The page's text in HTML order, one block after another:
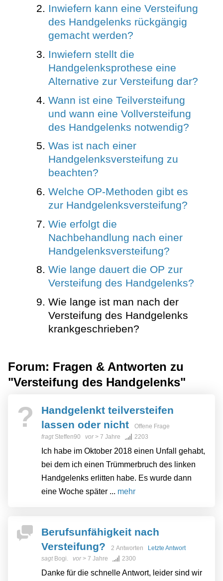
Inwiefern kann eine Versteifung
des Handgelenks rückgängig
gemacht werden?
Inwiefern stellt die
Handgelenksprothese eine
Alternative zur Versteifung dar?
Wann ist eine Teilversteifung
und wann eine Vollversteifung
des Handgelenks notwendig?
Was ist nach einer
Handgelenksversteifung zu
beachten?
Welche OP-Methoden gibt es
zur Handgelenksversteifung?
Wie erfolgt die
Nachbehandlung nach einer
Handgelenksversteifung?
Wie lange dauert die OP zur
Versteifung des Handgelenks?
Wie lange ist man nach der
Versteifung des Handgelenks
krankgeschrieben?
Forum: Fragen & Antworten zu
"Versteifung des Handgelenks"
?
Handgelenkt teilversteifen
lassen oder nicht
Offene Frage
fragt Steffen90 vor> 7 Jahre 2203
Ich habe im Oktober 2018 einen Unfall gehabt,
bei dem ich einen Trümmerbruch des linken
Handgelenks erlitten habe. Es wurde dann
eine Woche später ... mehr
Berufsunfähigkeit nach
Versteifung?
2 Antworten
Letzte Antwort
sagt Bogi. vor> 7 Jahre 2300
Danke für die schnelle Antwort, leider sind wir